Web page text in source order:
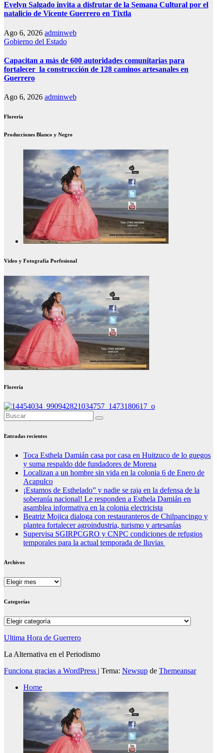
Evelyn Salgado invita a disfrutar de la Semana Cultural por el
natalicio de Vicente Guerrero en Tixtla
Ago 6, 2026 adminweb
Gobierno del Estado
Capacitan a más de 600 autoridades comunitarias para
fortalecer la construcción de 128 caminos artesanales en
Guerrero
Ago 6, 2026 adminweb
Florería
Producciones Blanco y Negro
Video y Fotografía Porfesional
Florería
Entradas recientes
Toca Esthela Damián casa por casa en Huitzuco de lo guegos
y suma respaldo dde fundadores de Morena
Localizan a un hombre sin vida en la colonia 6 de Enero de
Acapulco
¡Estamos de Esthelado” y nadie se raja en la defensa de la
soberanía nacional! Le responden a Esthela Damián en
asamblea informativa en la colonia electricista
Beatriz Mojica dialoga con restauranteros de Chilpancingo y
plantea fortalecer agroindustria, turismo y artesanías
Supervisa SGIRPCGRO y CNPC condiciones de refugios
temporales para la actual temporada de lluvias
Archivos
Archivos
Categorías
Categorías
Ultima Hora de Guerrero
La Alternativa en el Periodismo
Funciona gracias a WordPress | Tema: Newsup de Themeansar
Home